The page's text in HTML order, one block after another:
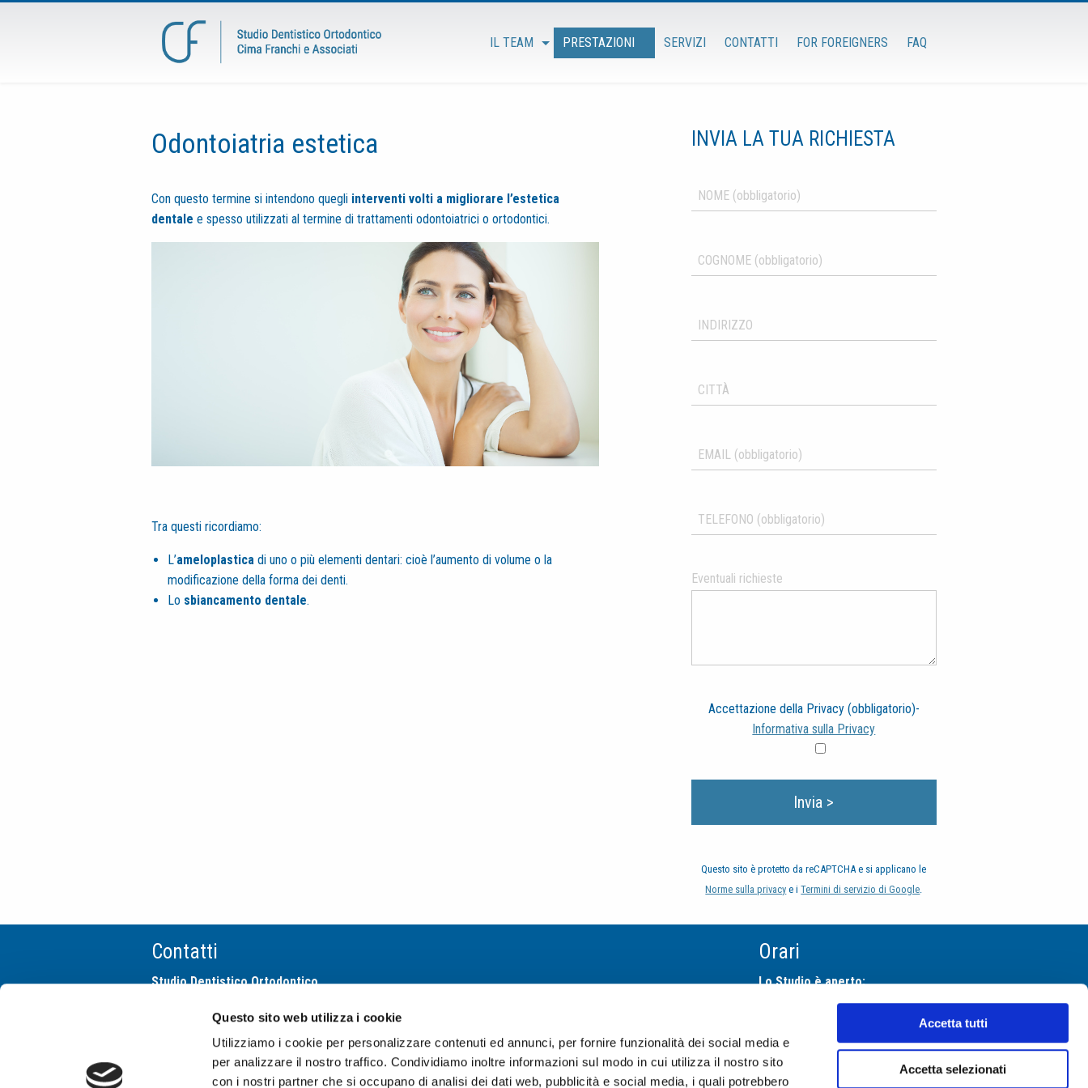
Questo sito web utilizza i cookie
Utilizziamo i cookie per personalizzare contenuti ed annunci, per fornire funzionalità dei social media e
per analizzare il nostro traffico. Condividiamo inoltre informazioni sul modo in cui utilizza il nostro sito
con i nostri partner che si occupano di analisi dei dati web, pubblicità e social media, i quali potrebbero
Accetta tutti
Accetta selezionati
IL TEAM PRESTAZIONI SERVIZI CONTATTI FOR FOREIGNERS FAQ
Odontoiatria estetica
Con questo termine si intendono quegli interventi volti a migliorare l’estetica
dentale e spesso utilizzati al termine di trattamenti odontoiatrici o ortodontici.
Tra questi ricordiamo:
L’ameloplastica di uno o più elementi dentari: cioè l’aumento di volume o la
modificazione della forma dei denti.
Lo sbiancamento dentale.
INVIA LA TUA RICHIESTA
Eventuali richieste
Accettazione della Privacy (obbligatorio)-
Informativa sulla Privacy
Questo sito è protetto da reCAPTCHA e si applicano le
Norme sulla privacy e iTermini di servizio di Google.
Contatti
Studio Dentistico Ortodontico
via San Gregorio 10
20124 Milano
tel +39 02 29512542
info@studiocimafranchi.it
Orari
Lo Studio è aperto:
14.00-19.00
Mer